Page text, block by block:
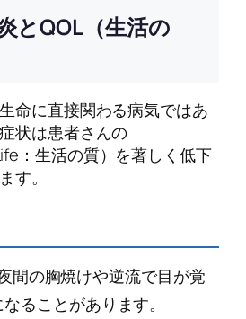
とQOL（生活の
命に直接関わる病気ではあ
状は患者さんの
：生活の質）を著しく低下
す。
間の胸焼けや逆流で目が覚
ることがあります。